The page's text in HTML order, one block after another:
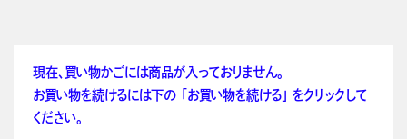
現在、買い物かごには商品が入っておりません。
お買い物を続けるには下の 「お買い物を続ける」 をクリックして
ください。